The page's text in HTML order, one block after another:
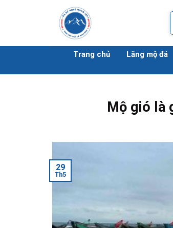
dung
Trang chủ Lăng mộ đá
Mộ gió là
29
Th5